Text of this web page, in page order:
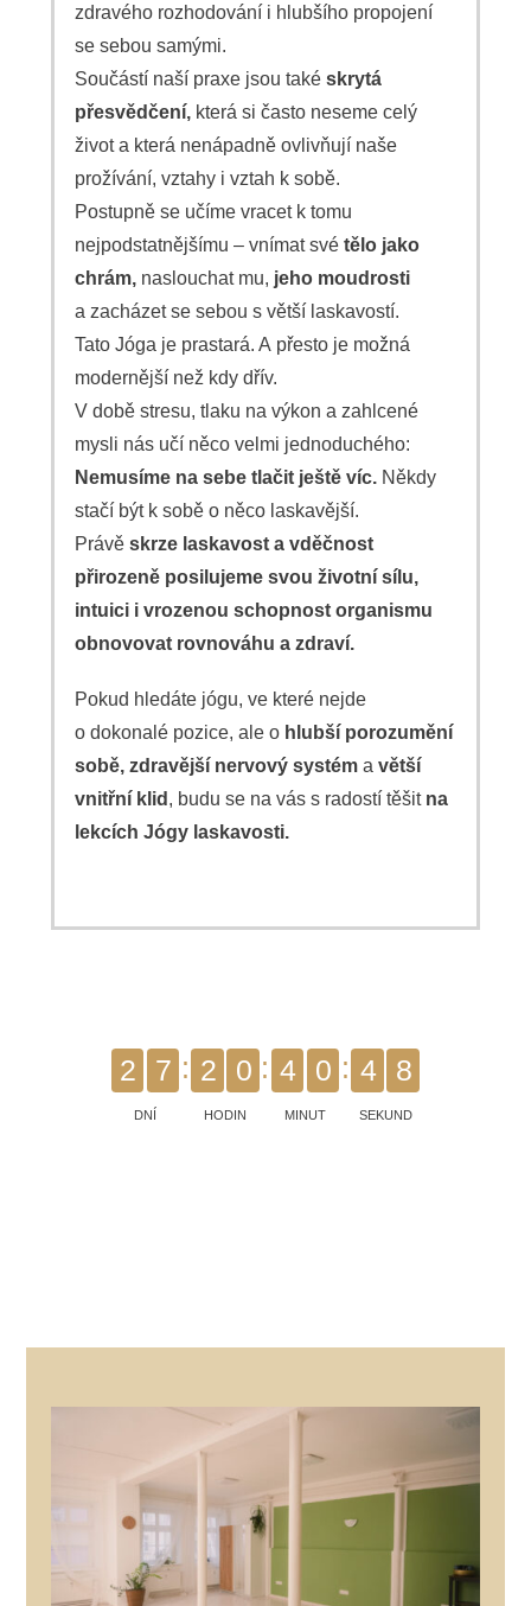
zdravého rozhodování i hlubšího propojení
se sebou samými.
Součástí naší praxe jsou takéskrytá
přesvědčení, která si často neseme celý
život a která nenápadně ovlivňují naše
prožívání, vztahy i vztah k sobě.
Postupně se učíme vracet k tomu
nejpodstatnějšímu – vnímat své tělo jako
chrám, naslouchat mu, jeho moudrosti
a zacházet se sebou s větší laskavostí.
Tato Jóga je prastará. A přesto je možná
modernější než kdy dřív.
V době stresu, tlaku na výkon a zahlcené
mysli nás učí něco velmi jednoduchého:
Nemusíme na sebe tlačit ještě víc. Někdy
stačí být k sobě o něco laskavější.
Právě skrze laskavost a vděčnost
přirozeně posilujeme svou životní sílu,
intuici i vrozenou schopnost organismu
obnovovat rovnováhu a zdraví.
Pokud hledáte jógu, ve které nejde
o dokonalé pozice, ale o hlubší porozumění
sobě, zdravější nervový systém avětší
vnitřní klid , budu se na vás s radostí těšit na
lekcích Jógy laskavosti.
2 7
DNÍ
2 0
HODIN
4 0
MINUT
4 7
SEKUND